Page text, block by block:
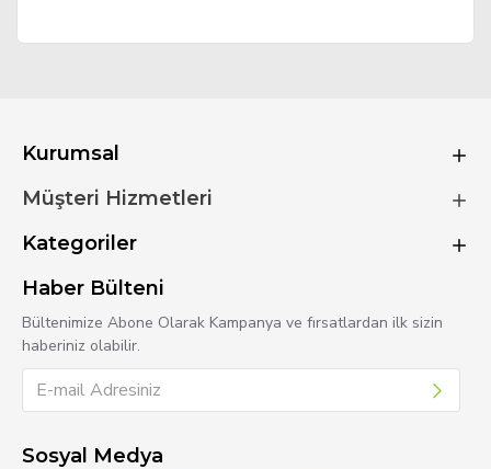
Kurumsal
Müşteri Hizmetleri
Kategoriler
Haber Bülteni
Bültenimize Abone Olarak Kampanya ve fırsatlardan ilk sizin
haberiniz olabilir.
Sosyal Medya